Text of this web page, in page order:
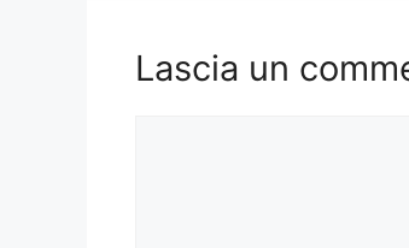
Lascia un